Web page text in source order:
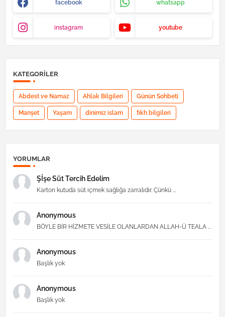
facebook whatsapp
instagram youtube
KATEGORILER
Abdest ve Namaz Ahlak Bilgileri Günün Sohbeti
Manşet Yaşam dinimiz islam fıkh bilgileri
YORUMLAR
Şİşe Süt Tercih Edelim
Karton kutuda süt içmek sağlığa zarralıdır. Çünkü ...
Anonymous
BÖYLE BİR HİZMETE VESİLE OLANLARDAN ALLAH-Ü TEALA ...
Anonymous
Başlık yok
Anonymous
Başlık yok